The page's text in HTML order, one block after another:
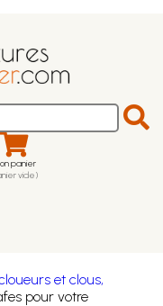
panier
vide)
et clous,
pour votre